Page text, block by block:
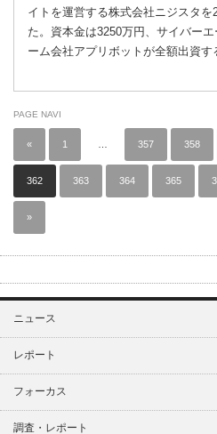
イトを運営する株式会社ニジスタを
た。資本金は3250万円、サイバー
ーム会社アプリボットが全額出資
PAGE NAVI
« 1 357 358
362 363 364 365
»
ニュース
レポート
フォーカス
調査・レポート